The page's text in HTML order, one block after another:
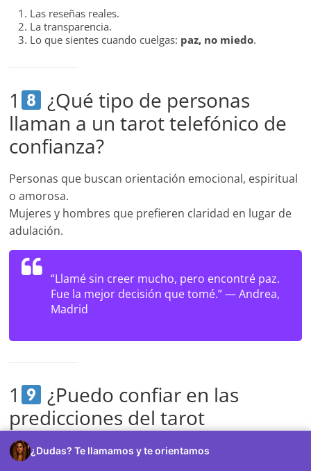
Las reseñas reales.
La transparencia.
Lo que sientes cuando cuelgas: paz, no miedo.
1
¿Qué tipo de personas
llaman a un tarot telefónico de
confianza?
Personas que buscan orientación emocional, espiritual
o amorosa.
Mujeres y hombres que prefieren claridad en lugar de
adulación.
“Llamé sin creer mucho, pero encontré paz.
Fue la mejor decisión que tomé.” —Andrea,
Madrid
1
¿Puedo confiar en las
predicciones del tarot
telefónico?
¿Dudas? Te llamamos y te orientamos